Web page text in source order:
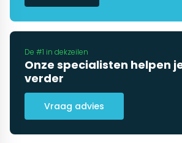
De #1 in dekzeilen
Onze specialisten helpen
verder
Vraag advies